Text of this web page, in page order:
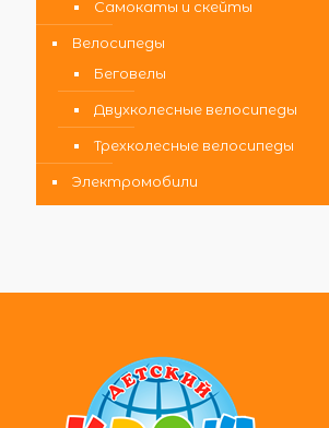
Самокаты и скейты
Велосипеды
Беговелы
Двухколесные велосипеды
Трехколесные велосипеды
Электромобили